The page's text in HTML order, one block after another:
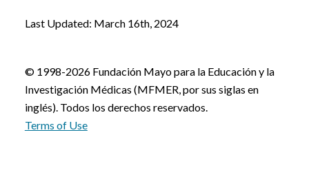
Last Updated: March 16th, 2024
© 1998-2026 Fundación Mayo para la Educación y la
Investigación Médicas (MFMER, por sus siglas en
inglés). Todos los derechos reservados.
Terms of Use